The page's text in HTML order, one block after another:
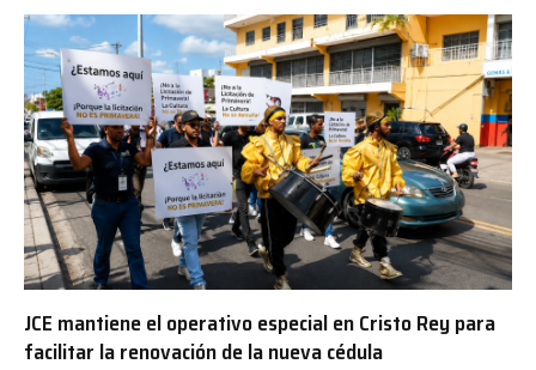
JCE mantiene el operativo especial en Cristo Rey para
facilitar la renovación de la nueva cédula